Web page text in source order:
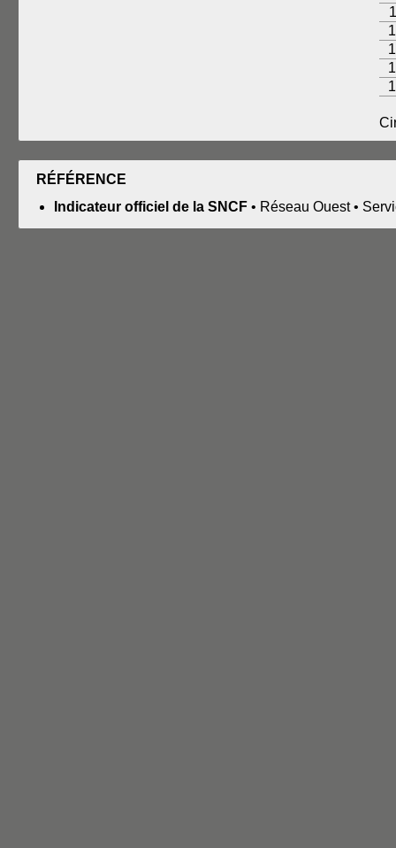
RÉFÉRENCE
Indicateur officiel de la SNCF • Réseau Ouest •